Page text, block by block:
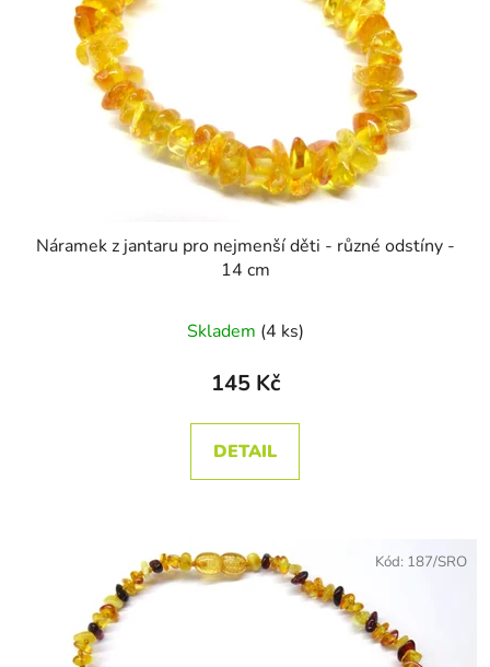
Náramek z jantaru pro nejmenší děti - různé odstíny -
14 cm
Skladem (4 ks)
145 Kč
DETAIL
Kód: 187/SRO